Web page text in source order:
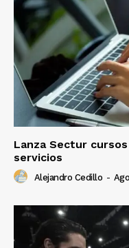
Lanza Sectur
servicios
Alejandro Cedillo -